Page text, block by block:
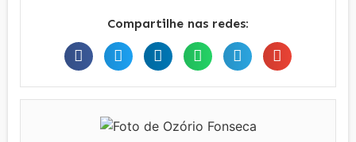
Compartilhe nas redes: